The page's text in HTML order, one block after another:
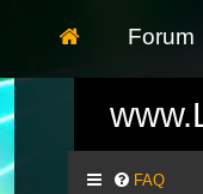
Forum
FAQ